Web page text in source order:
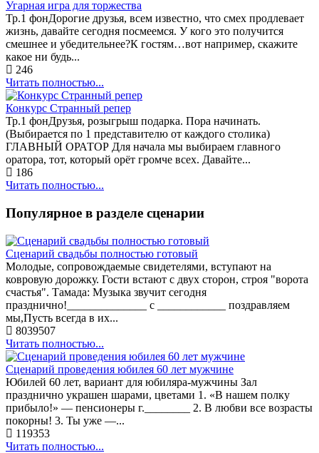
Угарная игра для торжества
Тр.1 фонДорогие друзья, всем известно, что смех продлевает
жизнь, давайте сегодня посмеемся. У кого это получится
смешнее и убедительнее?К гостям…вот например, скажите
какое ни будь...
246
Читать полностью...
Конкурс Странный репер
Тр.1 фонДрузья, розыгрыш подарка. Пора начинать.
(Выбирается по 1 представителю от каждого столика)
ГЛАВНЫЙ ОРАТОР Для начала мы выбираем главного
оратора, тот, который орёт громче всех. Давайте...
186
Читать полностью...
Популярное в разделе сценарии
Сценарий свадьбы полностью готовый
Молодые, сопровождаемые свидетелями, вступают на
ковровую дорожку. Гости встают с двух сторон, строя "ворота
счастья". Тамада: Музыка звучит сегодня
празднично!______________ с ____________ поздравляем
мы,Пусть всегда в их...
8039507
Читать полностью...
Сценарий проведения юбилея 60 лет мужчине
Юбилей 60 лет, вариант для юбиляра-мужчины Зал
празднично украшен шарами, цветами 1. «В нашем полку
прибыло!» — пенсионеры г.________ 2. В любви все возрасты
покорны! 3. Ты уже —...
119353
Читать полностью...